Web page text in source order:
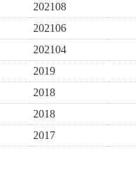
202108
202106
202104
2019
2018
2018
2017